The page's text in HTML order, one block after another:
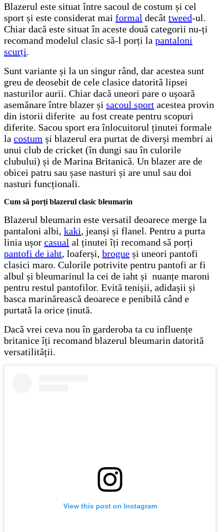
Blazerul este situat între sacoul de costum și cel
sport și este considerat mai formal decât tweed-ul.
Chiar dacă este situat în aceste două categorii nu-ți
recomand modelul clasic să-l porți la pantaloni
scurți.
Sunt variante și la un singur rând, dar acestea sunt
greu de deosebit de cele clasice datorită lipsei
nasturilor aurii. Chiar dacă uneori pare o ușoară
asemănare între blazer și sacoul sport acestea provin
din istorii diferite au fost create pentru scopuri
diferite. Sacou sport era înlocuitorul ținutei formale
la costum și blazerul era purtat de diverși membri ai
unui club de cricket (în dungi sau în culorile
clubului) și de Marina Britanică. Un blazer are de
obicei patru sau șase nasturi și are unul sau doi
nasturi funcționali.
Cum să porți blazerul clasic bleumarin
Blazerul bleumarin este versatil deoarece merge la
pantaloni albi, kaki, jeanși și flanel. Pentru a purta
linia ușor casual al ținutei îți recomand să porți
pantofi de iaht, loaferși, brogue și uneori pantofi
clasici maro. Culorile potrivite pentru pantofi ar fi
albul și bleumarinul la cei de iaht și nuanțe maroni
pentru restul pantofilor. Evită tenișii, adidașii și
basca marinărească deoarece e penibilă când e
purtată la orice ținută.
Dacă vrei ceva nou în garderoba ta cu influențe
britanice îți recomand blazerul bleumarin datorită
versatilității.
View this post on Instagram